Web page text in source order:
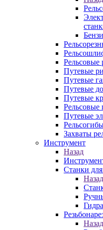
Рельсовые
Путевые
Путевые
Путевые
Путевые
Рельсовые
Путевые
Захваты
Инструмент
Назад
Станки
Назад
Назад